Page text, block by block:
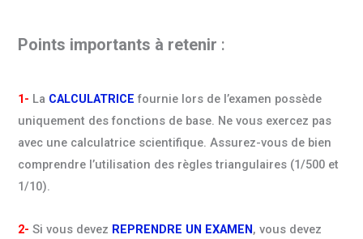
Points importants à retenir :
1- La CALCULATRICE fournie lors de l’examen possède
uniquement des fonctions de base. Ne vous exercez pas
avec une calculatrice scientifique. Assurez-vous de bien
comprendre l’utilisation des règles triangulaires (1/500 et
1/10).
2- Si vous devez REPRENDRE UN EXAMEN, vous devez